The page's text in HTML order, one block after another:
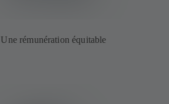
Une rémunération équitable